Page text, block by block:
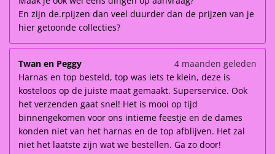
En zijn de.rpijzen dan veel duurder dan de prijzen van je
hier getoonde collecties?
Twan en Peggy
4 maanden geleden
Harnas en top besteld, top was iets te klein, deze is
kosteloos op de juiste maat gemaakt. Superservice. Ook
het verzenden gaat snel! Het is mooi op tijd
binnengekomen voor ons intieme feestje en de dames
konden niet van het harnas en de top afblijven. Het zal
niet het laatste zijn wat we bestellen. Ga zo door!